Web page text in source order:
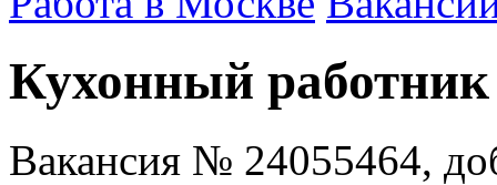
Кухонный работник
Вакансия № 24055464,